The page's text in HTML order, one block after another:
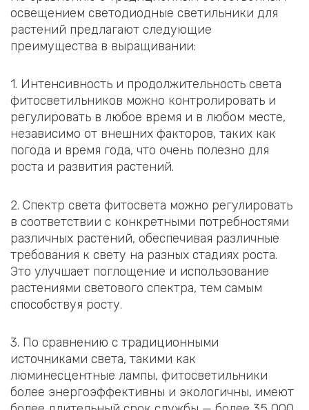
освещением светодиодные светильники для
растений предлагают следующие
преимущества в выращивании:
1. Интенсивность и продолжительность света
фитосветильников можно контролировать и
регулировать в любое время и в любом месте,
независимо от внешних факторов, таких как
погода и время года, что очень полезно для
роста и развития растений.
2. Спектр света фитосвета можно регулировать
в соответствии с конкретными потребностями
различных растений, обеспечивая различные
требования к свету на разных стадиях роста.
Это улучшает поглощение и использование
растениями светового спектра, тем самым
способствуя росту.
3. По сравнению с традиционными
источниками света, такими как
люминесцентные лампы, фитосветильники
более энергоэффективны и экологичны, имеют